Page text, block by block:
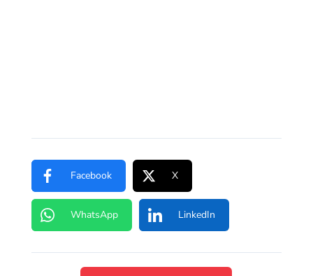
Facebook X
WhatsApp LinkedIn